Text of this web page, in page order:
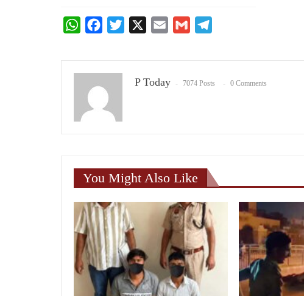
WhatsAppFacebook
Twitter Email Gmail
P Today 7074 Posts 0 Comments
You Might Also Like